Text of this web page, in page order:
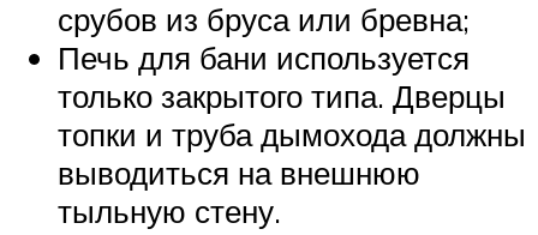
срубов из бруса или бревна;
Печь для бани используется
только закрытого типа. Дверцы
топки и труба дымохода должны
выводиться на внешнюю
тыльную стену.